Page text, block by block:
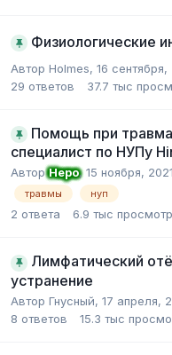
Физиологические
Автор Holmes, 16 сентября,
29 ответов 37.7 тыс
Помощь при
специалист по НУПу
АвторНеро,15 ноября, 2021
травмы нуп
2 ответа 6.9 тыс
Лимфатический
устранение
Автор Гнусный, 17 апреля,
8 ответов 15.3 тыс